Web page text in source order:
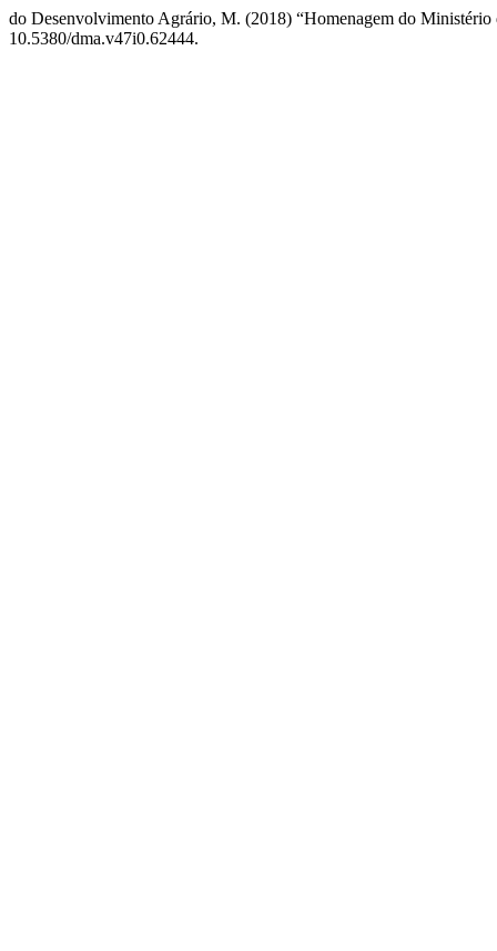
do Desenvolvimento Agrário, M. (2018) “Homenagem do
10.5380/dma.v47i0.62444.